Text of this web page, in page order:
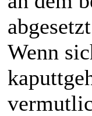
Wenn